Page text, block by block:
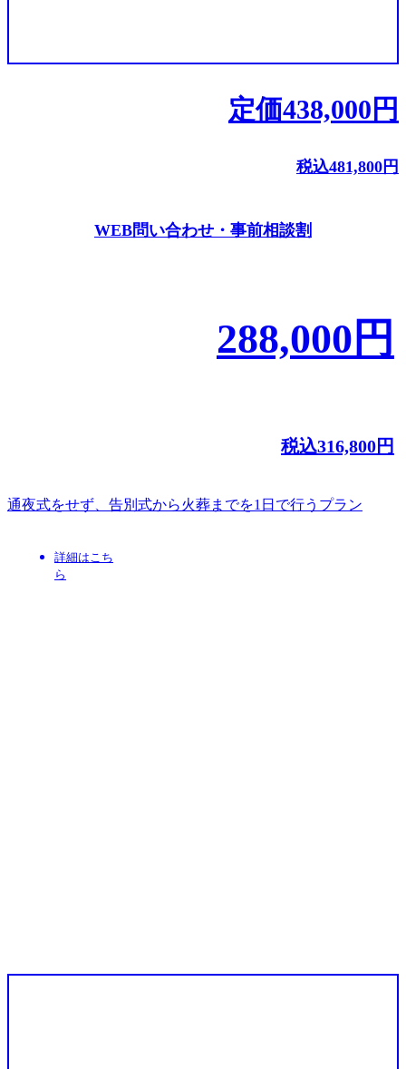
定価438,000 円
税込481,800 円
WEB問い合わせ・事前相談割
288,000 円
税込316,800円
通夜式をせず、告別式から火葬までを1日で行うプラン
詳細はこち
ら